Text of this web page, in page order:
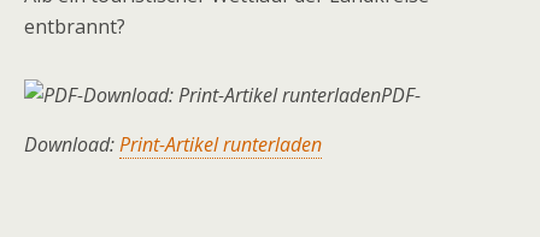
entbrannt?
PDF-
Download:Print-Artikel runterladen